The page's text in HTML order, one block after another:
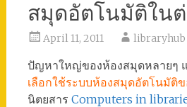
สมุดอัตโนมัติในต่
April 11, 2011 libraryhub
ปัญหาใหญ่ของห้องสมุดหลายๆ
เลือกใช้ระบบห้องสมุดอัตโนมัติข
นิตยสาร Computers in